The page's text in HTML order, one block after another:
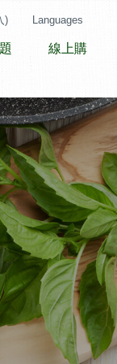
線上購
) Languages